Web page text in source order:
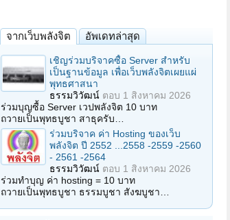
จากเว็บพลังจิต อัพเดทล่าสุด
เชิญร่วมบริจาคซื้อ Server สำหรับ
เป็นฐานข้อมูล เพื่อเว็บพลังจิตเผยแผ่
พุทธศาสนา
ธรรมวิวัฒน์ ตอบ 1 สิงหาคม 2026
ร่วมบุญซื้อ Server เวปพลังจิต 10 บาท
ถวายเป็นพุทธบูชา สาธุครับ…
ร่วมบริจาค ค่า Hosting ของเว็บ
พลังจิต ปี 2552 ...2558 -2559 -2560
- 2561 -2564
ธรรมวิวัฒน์ ตอบ 1 สิงหาคม 2026
ร่วมทำบุญ ค่า hosting = 10 บาท
ถวายเป็นพุทธบูชา ธรรมบูชา สังฆบูชา…